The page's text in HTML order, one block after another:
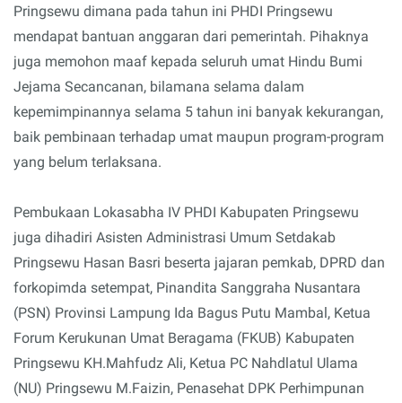
Pringsewu dimana pada tahun ini PHDI Pringsewu
mendapat bantuan anggaran dari pemerintah. Pihaknya
juga memohon maaf kepada seluruh umat Hindu Bumi
Jejama Secancanan, bilamana selama dalam
kepemimpinannya selama 5 tahun ini banyak kekurangan,
baik pembinaan terhadap umat maupun program-program
yang belum terlaksana.
Pembukaan Lokasabha IV PHDI Kabupaten Pringsewu
juga dihadiri Asisten Administrasi Umum Setdakab
Pringsewu Hasan Basri beserta jajaran pemkab, DPRD dan
forkopimda setempat, Pinandita Sanggraha Nusantara
(PSN) Provinsi Lampung Ida Bagus Putu Mambal, Ketua
Forum Kerukunan Umat Beragama (FKUB) Kabupaten
Pringsewu KH.Mahfudz Ali, Ketua PC Nahdlatul Ulama
(NU) Pringsewu M.Faizin, Penasehat DPK Perhimpunan